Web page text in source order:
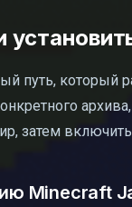
путь, который
затем
Minecraft